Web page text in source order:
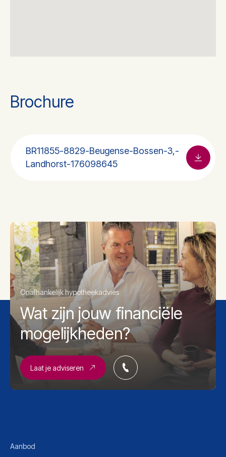
Brochure
BR11855-8829-Beugense-Bossen-3,-
Landhorst-176098645
Onafhankelijk hypotheekadvies
Wat zijn jouw financiële
mogelijkheden?
Laat je adviseren
Aanbod